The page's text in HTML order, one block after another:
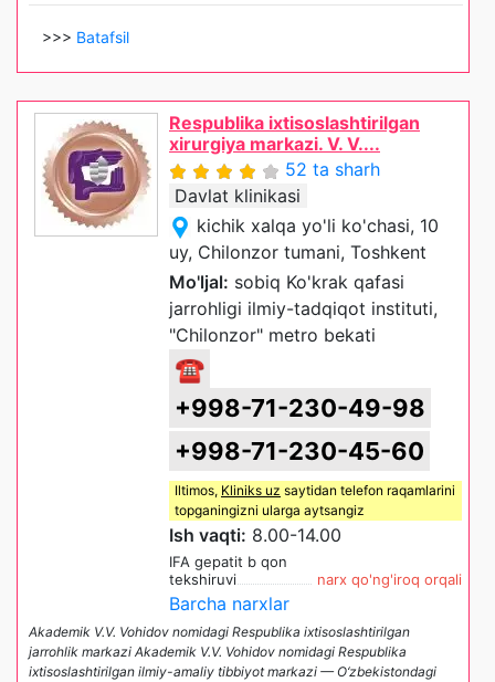
>>> Batafsil
Respublika ixtisoslashtirilgan
xirurgiya markazi. V. V....
52 ta sharh
Davlat klinikasi
kichik xalqa yo'li ko'chasi, 10
uy, Chilonzor tumani, Toshkent
Mo'ljal: sobiq Ko'krak qafasi
jarrohligi ilmiy-tadqiqot instituti,
"Chilonzor" metro bekati
☎
+998-71-230-49-98
+998-71-230-45-60
Iltimos, Kliniks uz saytidan telefon raqamlarini
topganingizni ularga aytsangiz
Ish vaqti: 8.00-14.00
IFA gepatit b qon
tekshiruvi
narx qo'ng'iroq orqali
Barcha narxlar
Akademik V.V. Vohidov nomidagi Respublika ixtisoslashtirilgan
jarrohlik markazi Akademik V.V. Vohidov nomidagi Respublika
ixtisoslashtirilgan ilmiy-amaliy tibbiyot markazi — O‘zbekistondagi